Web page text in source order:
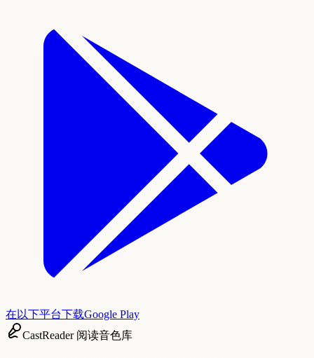
在以下平台下载Google Play
CastReader 阅读音色库